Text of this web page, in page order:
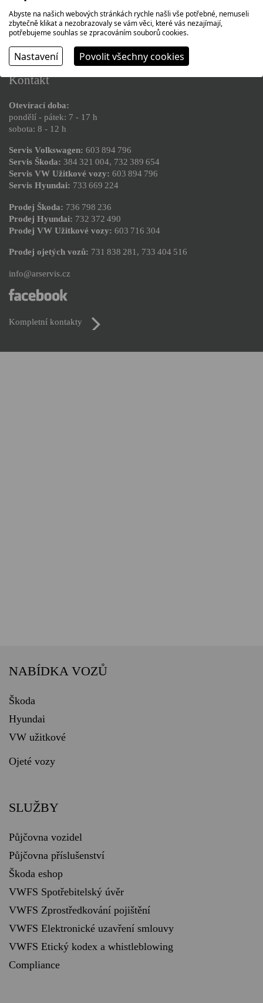
SERVIS VOZIDEL
Kontakt
Otevírací doba:
pondělí - pátek: 7 - 17 h
sobota: 8 - 12 h
Servis Volkswagen: 603 894 796
Servis Škoda: 384 321 004, 732 389 654
Servis VW Užitkové vozy: 603 894 796
Servis Hyundai: 733 669 224
Prodej Škoda: 736 798 236
Prodej Hyundai: 732 372 490
Prodej VW Užitkové vozy: 603 716 304
Prodej ojetých vozů: 731 838 281 , 733 404 516
info@arservis.cz
Kompletní kontakty
NABÍDKA VOZŮ
Škoda
Hyundai
VW užitkové
Ojeté vozy
SLUŽBY
Půjčovna vozidel
Půjčovna příslušenství
Škoda eshop
VWFS Spotřebitelský úvěr
VWFS Zprostředkování pojištění
VWFS Elektronické uzavření smlouvy
VWFS Etický kodex a whistleblowing
Compliance
Abyste na našich webových stránkách rychle našli vše potřebné, nemuseli
zbytečně klikat a nezobrazovaly se vám věci, které vás nezajímají,
potřebujeme souhlas se zpracováním souborů cookies.
Nastavení Povolit všechny cookies